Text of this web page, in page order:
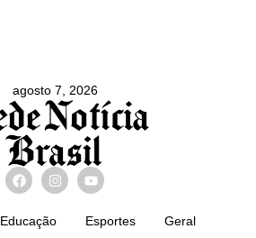
agosto 7, 2026
Educação Esportes Geral